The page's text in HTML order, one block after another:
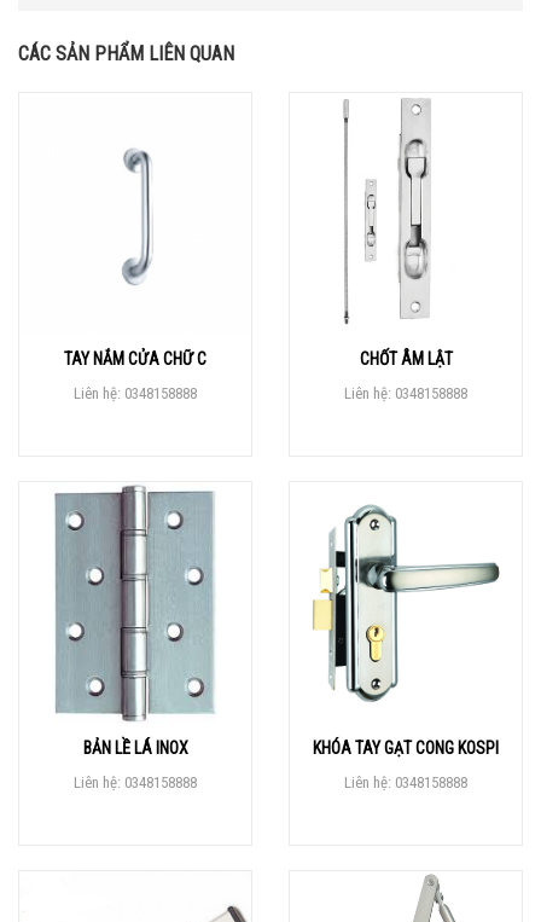
CÁC SẢN PHẨM LIÊN QUAN
TAY NẮM CỬA CHỮ C
Liên hệ: 0348158888
CHỐT ÂM LẬT
Liên hệ: 0348158888
BẢN LỀ LÁ INOX
Liên hệ: 0348158888
KHÓA TAY GẠT CONG KOSPI
Liên hệ: 0348158888